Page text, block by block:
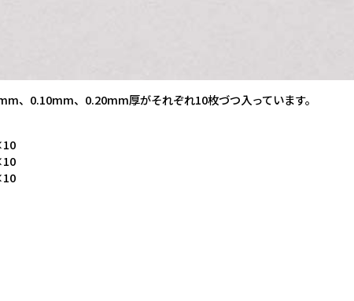
、0.10mm、0.20mm厚がそれぞれ10枚づつ入っています。